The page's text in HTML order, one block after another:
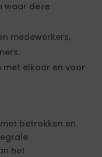
waar deze
medewerkers,
met elkaar en voor
betrokken en
het